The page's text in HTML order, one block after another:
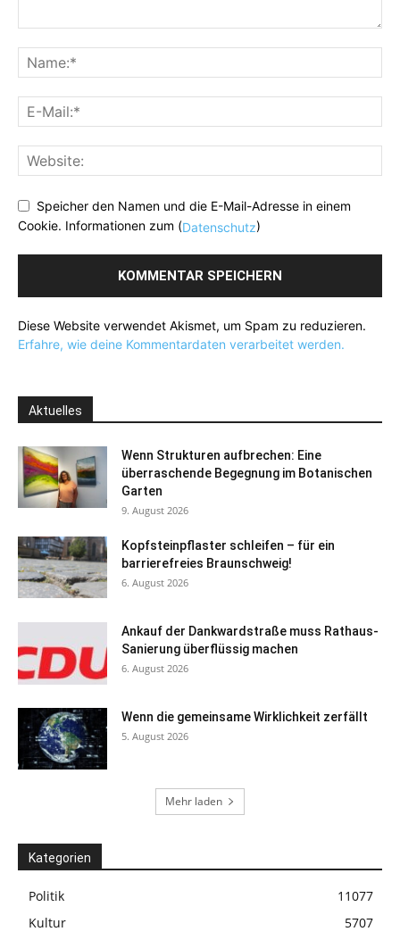
Speicher den Namen und die E-Mail-Adresse in einem
Cookie. Informationen zum (Datenschutz)
Diese Website verwendet Akismet, um Spam zu reduzieren.
Erfahre, wie deine Kommentardaten verarbeitet werden.
Aktuelles
Wenn Strukturen aufbrechen: Eine
überraschende Begegnung im Botanischen
Garten
9. August 2026
Kopfsteinpflaster schleifen – für ein
barrierefreies Braunschweig!
6. August 2026
Ankauf der Dankwardstraße muss Rathaus-
Sanierung überflüssig machen
6. August 2026
Wenn die gemeinsame Wirklichkeit zerfällt
5. August 2026
Mehr laden
Kategorien
Politik
11077
Kultur
5707